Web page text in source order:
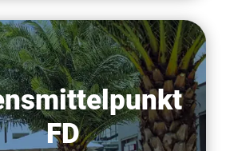
FD